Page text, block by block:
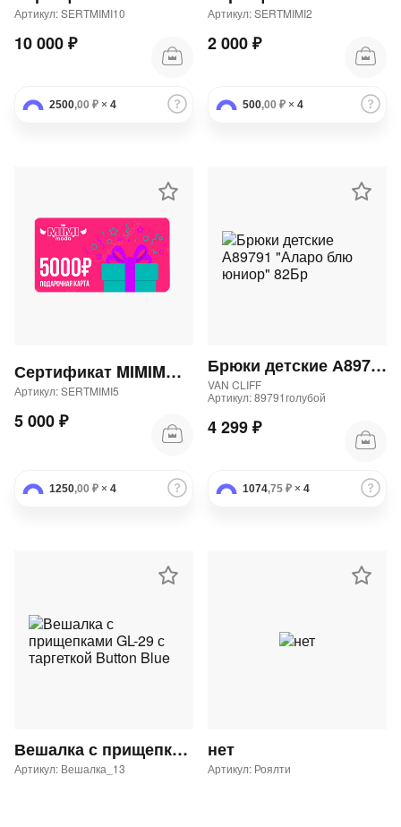
Артикул: SERTMIMI10
10 000 ₽
2500,00 ₽ × 4
Артикул: SERTMIMI2
2 000 ₽
500,00 ₽ × 4
Сертификат MIMIMODA 5000 р.
Артикул: SERTMIMI5
5 000 ₽
1250,00 ₽ × 4
Брюки детские А89791 "Аларо блю юниор" 82Бр
VAN CLIFF
Артикул: 89791голубой
4 299 ₽
1074,75 ₽ × 4
Вешалка с прищепками GL-29 с таргеткой Button Blue
Артикул: Вешалка_13
нет
Артикул: Роялти